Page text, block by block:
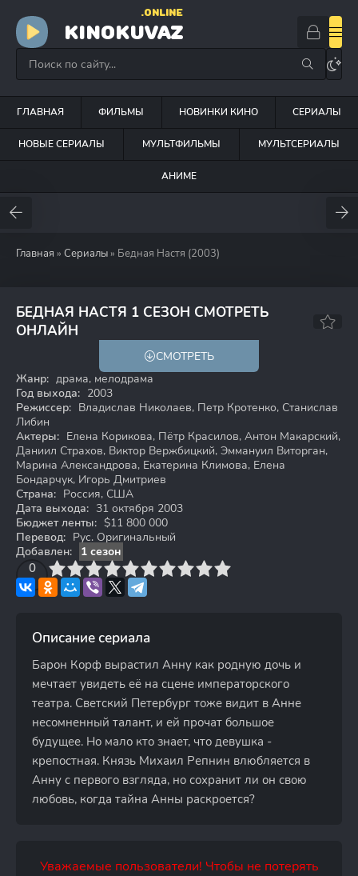
KINOKUVAZ
.ONLINE
ГЛАВНАЯ ФИЛЬМЫ НОВИНКИ КИНО СЕРИАЛЫ
НОВЫЕ СЕРИАЛЫ МУЛЬТФИЛЬМЫ МУЛЬТСЕРИАЛЫ
АНИМЕ
Главная » Сериалы » Бедная Настя (2003)
БЕДНАЯ НАСТЯ 1 СЕЗОН СМОТРЕТЬ
ОНЛАЙН
СМОТРЕТЬ
Жанр: драма, мелодрама
Год выхода: 2003
Режиссер: Владислав Николаев, Петр Кротенко, Станислав
Либин
Актеры: Елена Корикова, Пётр Красилов, Антон Макарский,
Даниил Страхов, Виктор Вержбицкий, Эммануил Виторган,
Марина Александрова, Екатерина Климова, Елена
Бондарчук, Игорь Дмитриев
Страна: Россия, США
Дата выхода: 31 октября 2003
Бюджет ленты: $11 800 000
Перевод: Рус. Оригинальный
Добавлен:
1 сезон
0
4 6 7 8 9 10
Описание сериала
Барон Корф вырастил Анну как родную дочь и
мечтает увидеть её на сцене императорского
театра. Светский Петербург тоже видит в Анне
несомненный талант, и ей прочат большое
будущее. Но мало кто знает, что девушка -
крепостная. Князь Михаил Репнин влюбляется в
Анну с первого взгляда, но сохранит ли он свою
любовь, когда тайна Анны раскроется?
Уважаемые пользователи! Чтобы не потерять